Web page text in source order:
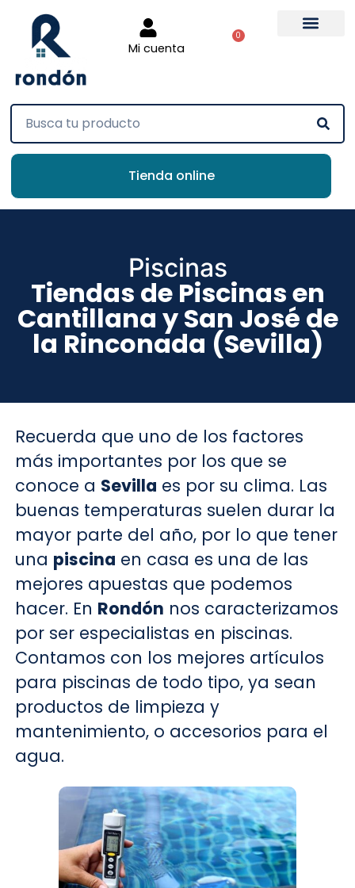
Mi cuenta
0
Tienda online
Piscinas
Tiendas de Piscinas en
Cantillana y San José de
la Rinconada (Sevilla)
Recuerda que uno de los factores
más importantes por los que se
conoce a Sevilla es por su clima. Las
buenas temperaturas suelen durar la
mayor parte del año, por lo que tener
una piscina en casa es una de las
mejores apuestas que podemos
hacer. En Rondón nos caracterizamos
por ser especialistas en piscinas.
Contamos con los mejores artículos
para piscinas de todo tipo, ya sean
productos de limpieza y
mantenimiento, o accesorios para el
agua.